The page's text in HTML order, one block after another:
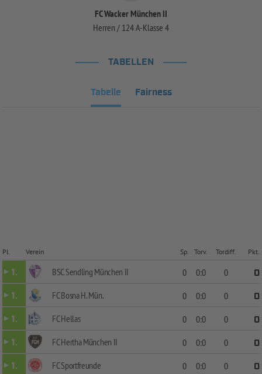
FC Wacker München II
Herren / 124 A-Klasse 4
TABELLEN
Tabelle Fairness
Pl. Verein Sp. Torv. Tordiff. Pkt.
1. BSC Sendling München II 0 0:0 0
0
1.
FC Bosna H. Mün. 0 0:0 0
0
1.
FC Hellas 0 0:0 0
0
1.
FC Hertha München II 0 0:0 0
0
1.
FC Sportfreunde 0 0:0 0
0